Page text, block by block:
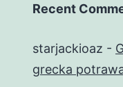
Recent
starjackioaz -
grecka